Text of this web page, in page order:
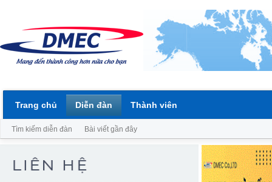
Trang chủ Diễn đàn
Tìm kiếm diễn đàn Bài viết gần đây
Thành viên